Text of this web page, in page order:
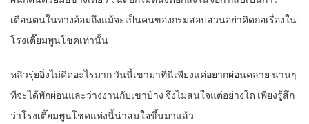
เตือนตนในทางอ้อมถึงแม้จะเป็นคนของกรมสอบสวนอย่าคิดก่อเรื่องใน
โรงเตี๊ยมพูนโชคเท่านั้น
หลิวรุ่ยอิ่งไม่คิดอะไรมาก วันนี้เขามาที่นี่เพียงแค่อยากผ่อนคลาย นานๆ
ทีจะได้พักผ่อนและว่างงานกับเขาบ้าง จึงไม่สนใจแต่อย่างใด เพียงรู้สึก
ว่าโรงเตี๊ยมพูนโชคแห่งนี้น่าสนใจขึ้นมาแล้ว